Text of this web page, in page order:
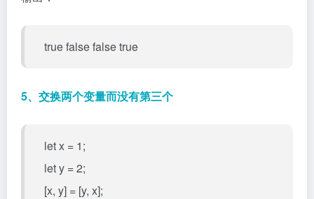
true false false true
5、交换两个变量而没有第三个
let x = 1;
let y = 2;
[x, y] = [y, x];